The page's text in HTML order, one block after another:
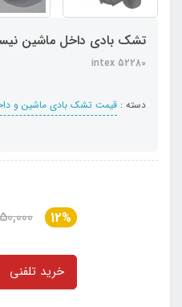
تشک بادی داخل ماشین
intex 52280
دسته : قیمت تشک بادی ماشین و
12%
خرید تلفنی